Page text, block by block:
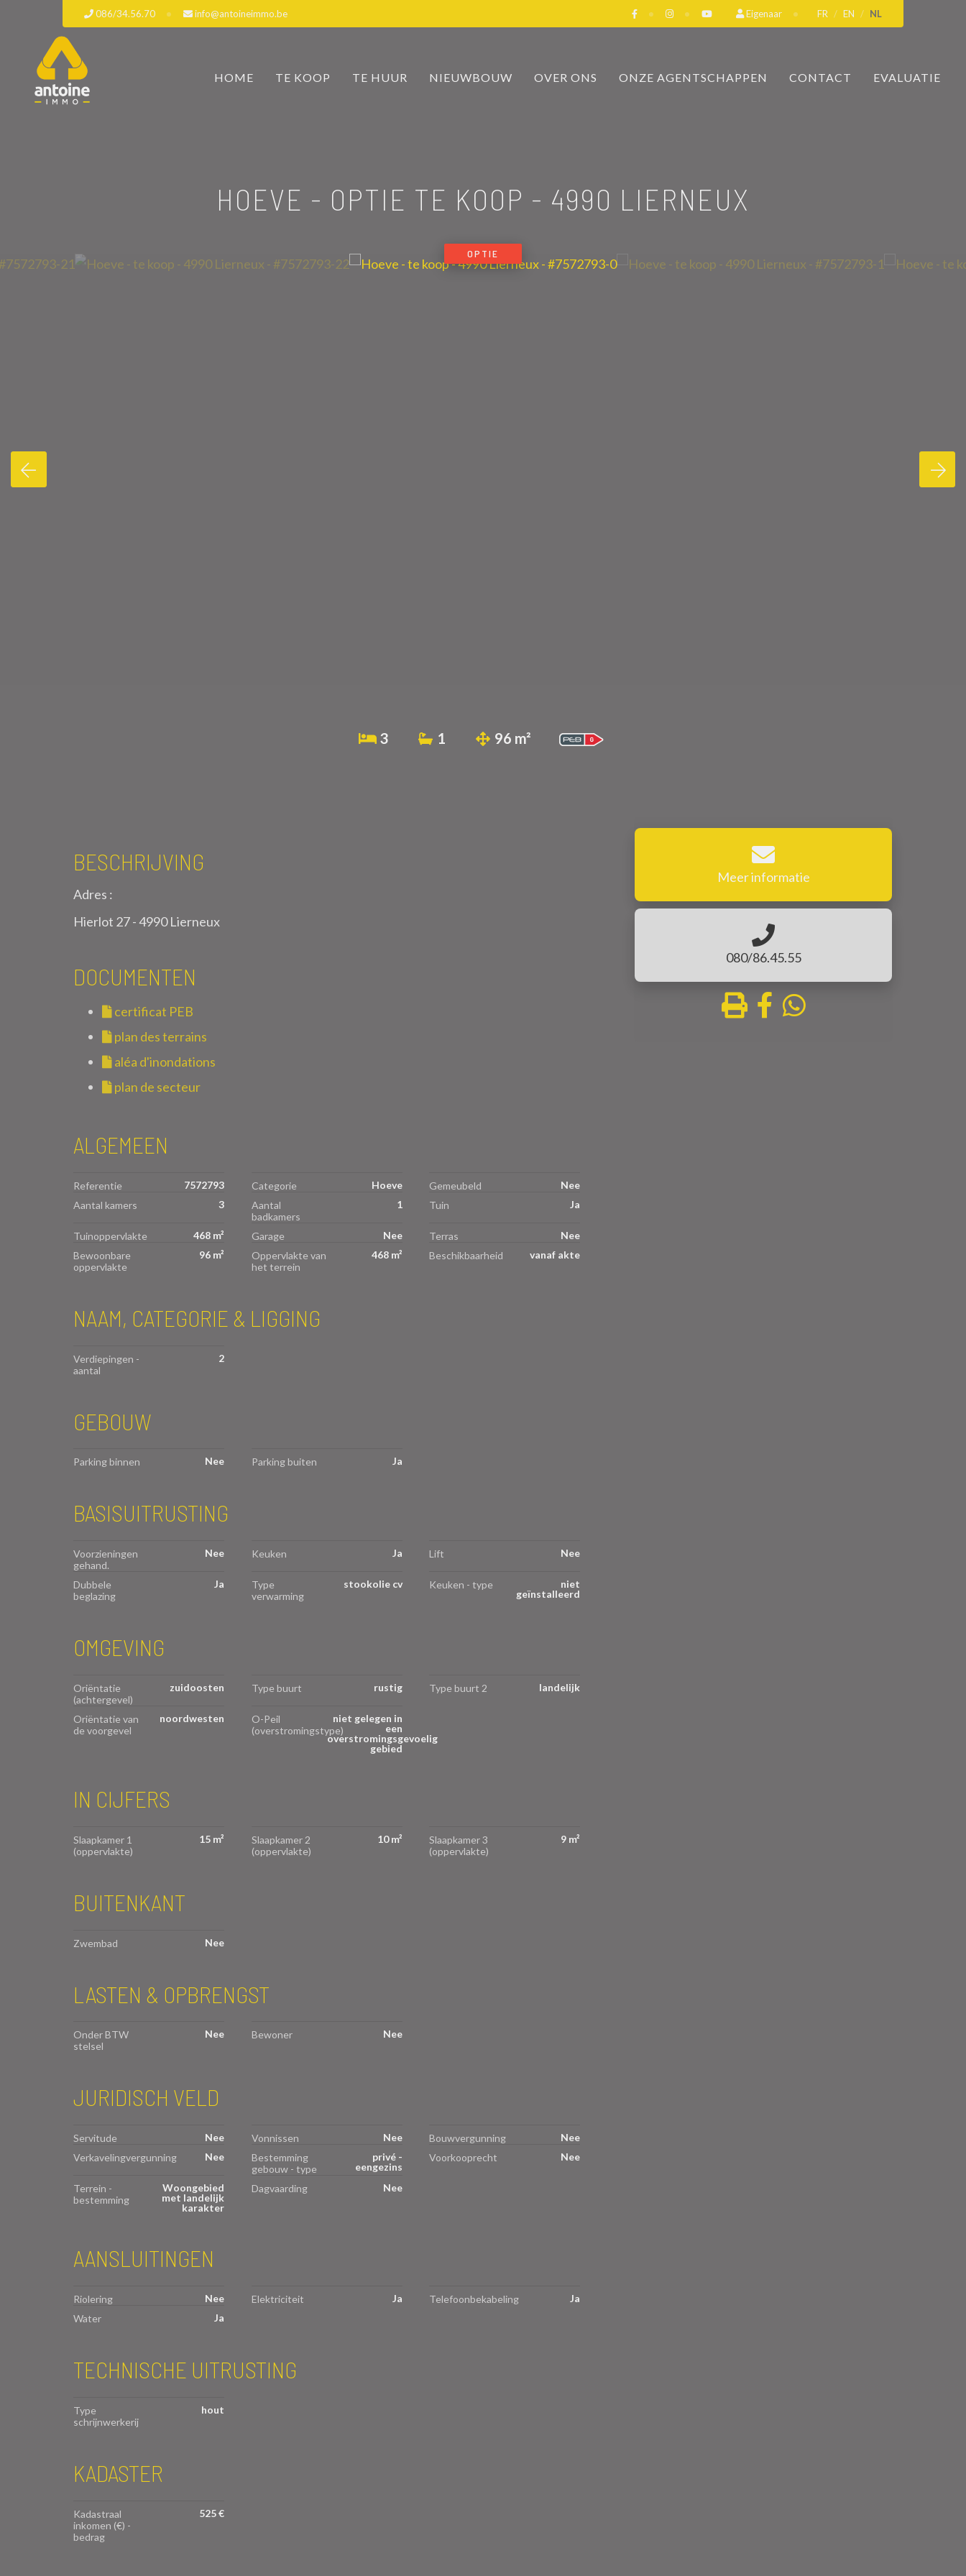
086/34.56.70 info@antoineimmo.be Eigenaar FR EN NL
HOME TE KOOP TE HUUR NIEUWBOUW OVER ONS ONZE AGENTSCHAPPEN CONTACT EVALUATIE
HOEVE - OPTIE TE KOOP - 4990 LIERNEUX
OPTIE
3 1 96 m²
BESCHRIJVING
Adres :
Hierlot 27 - 4990 Lierneux
DOCUMENTEN
certificat PEB
plan des terrains
aléa d'inondations
plan de secteur
ALGEMEEN
Referentie 7572793 Categorie Hoeve Gemeubeld
Nee
Aantal kamers
3
Aantal
badkamers
1 Tuin Ja
Tuinoppervlakte 468 m² Garage Nee Terras
Nee
Bewoonbare
oppervlakte
96 m²
Oppervlakte van
het terrein
468 m² Beschikbaarheid vanaf akte
NAAM, CATEGORIE & LIGGING
Verdiepingen -
aantal
2
GEBOUW
Parking binnen Nee Parking buiten Ja
BASISUITRUSTING
Voorzieningen
gehand.
Nee Keuken Ja Lift Nee
Dubbele
beglazing
Ja
Type
verwarming
stookolie cv Keuken - type
niet
geïnstalleerd
OMGEVING
Oriëntatie
(achtergevel)
zuidoosten Type buurt rustig Type buurt 2 landelijk
Oriëntatie van
de voorgevel
noordwesten
O-Peil
(overstromingstype)
niet gelegen in
een
overstromingsgevoelig
gebied
IN CIJFERS
Slaapkamer 1
(oppervlakte)
15 m²
Slaapkamer 2
(oppervlakte)
10 m²
Slaapkamer 3
(oppervlakte)
9 m²
BUITENKANT
Zwembad Nee
LASTEN & OPBRENGST
Onder BTW
stelsel
Nee Bewoner Nee
JURIDISCH VELD
Servitude Nee Vonnissen Nee Bouwvergunning
Nee
Verkavelingvergunning
Nee
Bestemming
gebouw - type
privé -
eengezins
Voorkooprecht Nee
Terrein -
bestemming
Woongebied
met landelijk
karakter
Dagvaarding Nee
AANSLUITINGEN
Riolering Nee Elektriciteit Ja Telefoonbekabeling
Ja
Water
Ja
TECHNISCHE UITRUSTING
Type
schrijnwerkerij
hout
KADASTER
Kadastraal
inkomen (€) -
bedrag
525 €
Meer informatie
080/86.45.55